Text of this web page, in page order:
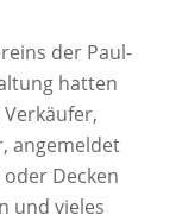
der Paul-
hatten
angemeldet
Decken
und vieles